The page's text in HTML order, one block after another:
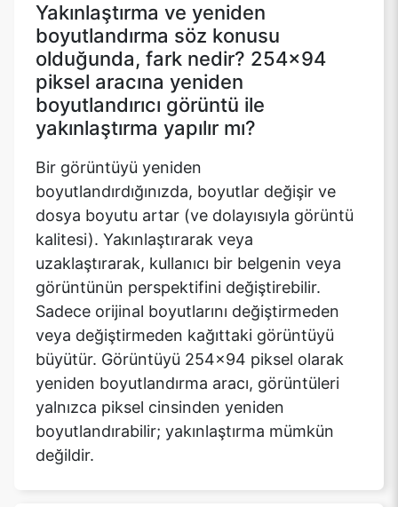
Yakınlaştırma ve yeniden
boyutlandırma söz konusu
olduğunda, fark nedir? 254x94
piksel aracına yeniden
boyutlandırıcı görüntü ile
yakınlaştırma yapılır mı?
Bir görüntüyü yeniden
boyutlandırdığınızda, boyutlar değişir ve
dosya boyutu artar (ve dolayısıyla görüntü
kalitesi). Yakınlaştırarak veya
uzaklaştırarak, kullanıcı bir belgenin veya
görüntünün perspektifini değiştirebilir.
Sadece orijinal boyutlarını değiştirmeden
veya değiştirmeden kağıttaki görüntüyü
büyütür. Görüntüyü 254x94 piksel olarak
yeniden boyutlandırma aracı, görüntüleri
yalnızca piksel cinsinden yeniden
boyutlandırabilir; yakınlaştırma mümkün
değildir.